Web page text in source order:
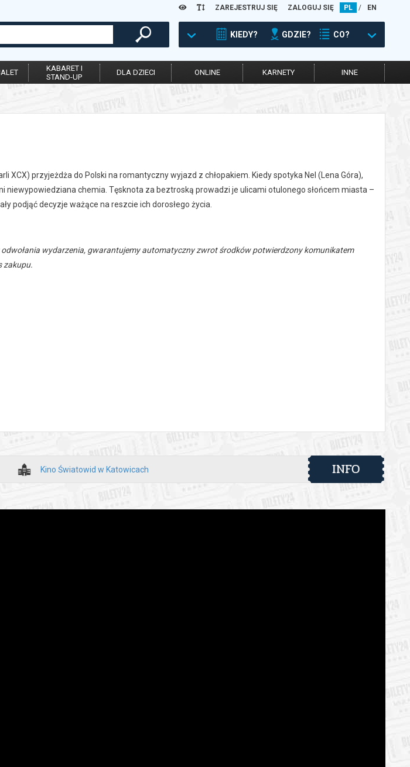
ZAREJESTRUJ SIĘ ZALOGUJ SIĘ PL / EN
KIEDY? GDZIE? CO?
KABARET I
STAND-UP
DLA DZIECI ONLINE KARNETY INNE
XCX) przyjeżdża do Polski na romantyczny wyjazd z chłopakiem. Kiedy spotyka Nel (Lena Góra),
niewypowiedziana chemia. Tęsknota za beztroską prowadzi je ulicami otulonego słońcem miasta –
podjąć decyzje ważące na reszcie ich dorosłego życia.
wydarzenia, gwarantujemy automatyczny zwrot środków potwierdzony komunikatem
zakupu.
Kino Światowid w Katowicach INFO